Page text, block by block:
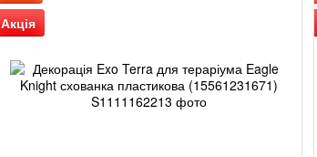
Акція